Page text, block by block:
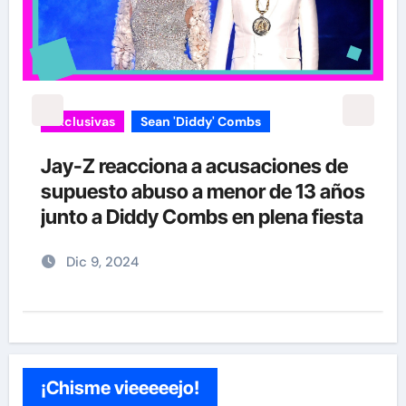
Exclusivas Sean 'Diddy' Combs
Jay-Z reacciona a acusaciones de
supuesto abuso a menor de 13 años
junto a Diddy Combs en plena fiesta
Dic 9, 2024
¡Chisme vieeeeejo!